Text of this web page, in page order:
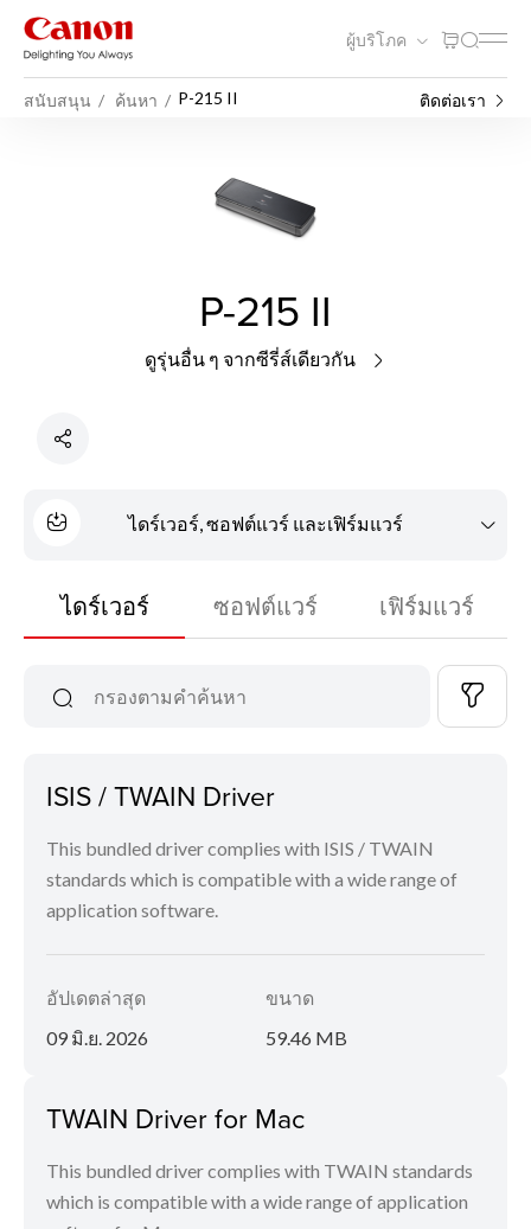
ผู้บริโภค
สนับสนุน ค้นหา P-215 II ติดต่อเรา
P-215 II
ดูรุ่นอื่น ๆ จากซีรี่ส์เดียวกัน
ไดร์เวอร์, ซอฟต์แวร์ และเฟิร์มแวร์
ไดร์เวอร์ ซอฟต์แวร์ เฟิร์มแวร์
ISIS / TWAIN Driver
This bundled driver complies with ISIS / TWAIN
standards which is compatible with a wide range of
application software.
อัปเดตล่าสุด
09 มิ.ย. 2026
ขนาด
59.46 MB
TWAIN Driver for Mac
This bundled driver complies with TWAIN standards
which is compatible with a wide range of application